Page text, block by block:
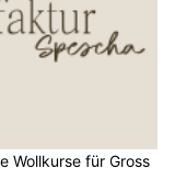
Wollkurse für Gross